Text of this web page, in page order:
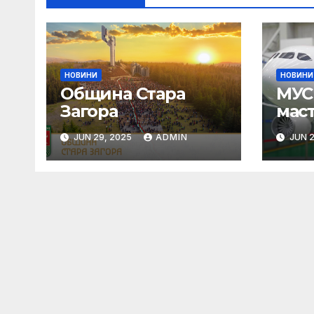
НОВИНИ
Община Стара
Загора
JUN 29, 2025 ADMIN
НОВИНИ
МУС
JUN